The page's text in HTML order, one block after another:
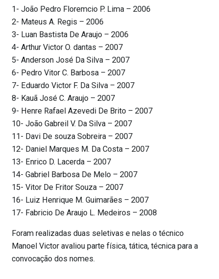
1- João Pedro Floremcio P. Lima – 2006
2- Mateus A. Regis – 2006
3- Luan Bastista De Araujo – 2006
4- Arthur Victor O. dantas – 2007
5- Anderson José Da Silva – 2007
6- Pedro Vitor C. Barbosa – 2007
7- Eduardo Victor F. Da Silva – 2007
8- Kauã José C. Araujo – 2007
9- Henre Rafael Azevedi De Brito – 2007
10- João Gabreil V. Da Silva – 2007
11- Davi De souza Sobreira – 2007
12- Daniel Marques M. Da Costa – 2007
13- Enrico D. Lacerda – 2007
14- Gabriel Barbosa De Melo – 2007
15- Vitor De Fritor Souza – 2007
16- Luiz Henrique M. Guimarães – 2007
17- Fabricio De Araujo L. Medeiros – 2008
Foram realizadas duas seletivas e nelas o técnico
Manoel Victor avaliou parte física, tática, técnica para a
convocação dos nomes.